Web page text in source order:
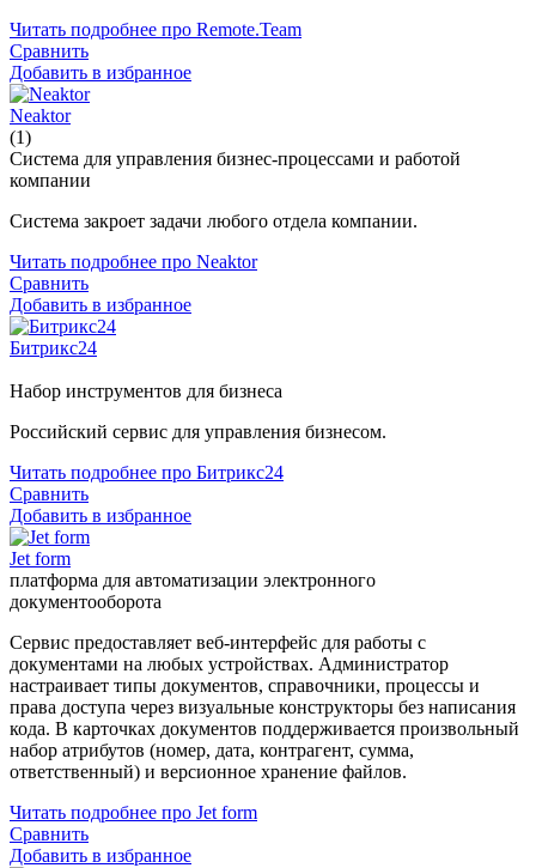
Читать подробнее про Remote.Team
Сравнить
Добавить в избранное
Neaktor
(1)
Система для управления бизнес-процессами и работой
компании
Система закроет задачи любого отдела компании.
Читать подробнее про Neaktor
Сравнить
Добавить в избранное
Битрикс24
Набор инструментов для бизнеса
Российский сервис для управления бизнесом.
Читать подробнее про Битрикс24
Сравнить
Добавить в избранное
Jet form
платформа для автоматизации электронного
документооборота
Сервис предоставляет веб-интерфейс для работы с
документами на любых устройствах. Администратор
настраивает типы документов, справочники, процессы и
права доступа через визуальные конструкторы без написания
кода. В карточках документов поддерживается произвольный
набор атрибутов (номер, дата, контрагент, сумма,
ответственный) и версионное хранение файлов.
Читать подробнее про Jet form
Сравнить
Добавить в избранное